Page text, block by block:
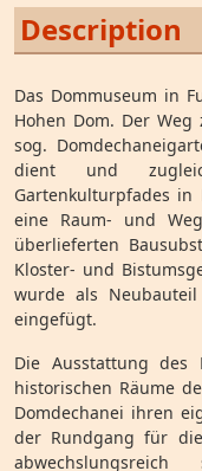
Description
Das Dommuseum in
Hohen Dom. Der
sog.
dient und
Gartenkulturpfades in
eine Raum- und
überlieferten
Kloster- und
wurde als
eingefügt.
Die Ausstattung des
historischen Räume
Domdechanei ihren
der Rundgang für